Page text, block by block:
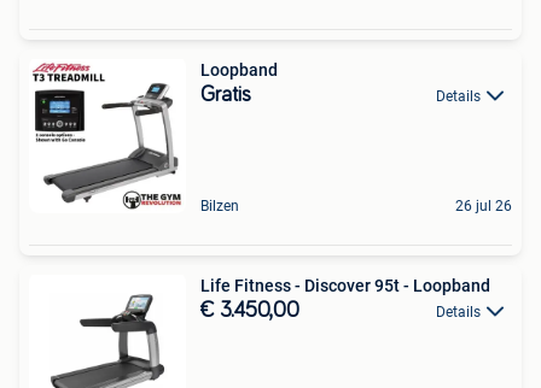
Loopband
Gratis Details
Bilzen 26 jul 26
Life Fitness - Discover 95t - Loopband
€ 3.450,00 Details